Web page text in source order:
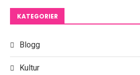
KATEGORIER
Blogg
Kultur